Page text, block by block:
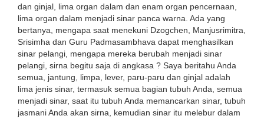
dan ginjal, lima organ dalam dan enam organ pencernaan,
lima organ dalam menjadi sinar panca warna. Ada yang
bertanya, mengapa saat menekuni Dzogchen, Manjusrimitra,
Srisimha dan Guru Padmasambhava dapat menghasilkan
sinar pelangi, mengapa mereka berubah menjadi sinar
pelangi, sirna begitu saja di angkasa ? Saya beritahu Anda
semua, jantung, limpa, lever, paru-paru dan ginjal adalah
lima jenis sinar, termasuk semua bagian tubuh Anda, semua
menjadi sinar, saat itu tubuh Anda memancarkan sinar, tubuh
jasmani Anda akan sirna, kemudian sinar itu melebur dalam